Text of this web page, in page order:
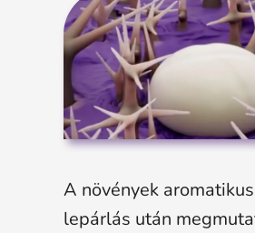
A növények
lepárlás után